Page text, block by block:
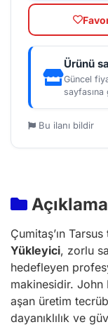
Ürünü
Güncel
sayfasına
Bu ilanı bildir
Açıklama
Çumitaş’ın
Yükleyici, zorlu
hedefleyen
makinesidir. John
aşan üretim
dayanıklılık ve